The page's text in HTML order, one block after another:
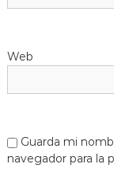
Web
Guarda mi
navegador para la